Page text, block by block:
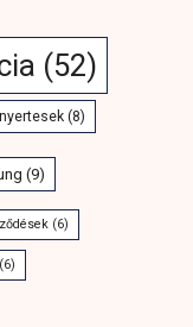
(52)
nyertesek (8)
(9)
(6)
(6)